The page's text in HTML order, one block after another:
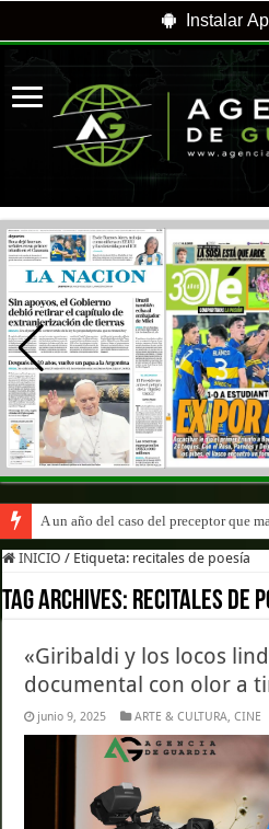
Instalar
A un año del caso del preceptor que
INICIO / Etiqueta: recitales de poesía
Tag Archives: recitales de
«Giribaldi y los locos
documental con olor a
junio 9, 2025 ARTE & CULTURA,CINE